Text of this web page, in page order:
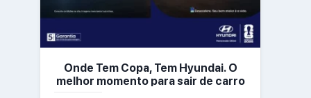
Onde Tem Copa, Tem Hyundai. O
melhor momento para sair de carro